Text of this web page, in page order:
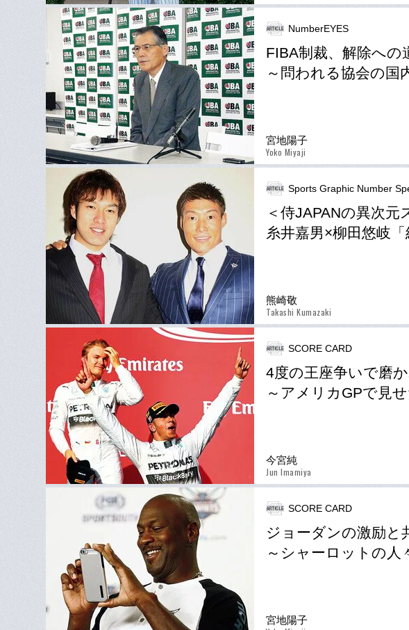
NumberEYES
FIBA制裁、解除への
～問われる協会の国
宮地陽子
Yoko Miyaji
Sports Graphic Number
＜侍JAPANの異次元
糸井嘉男×柳田悠岐
熊崎敬
Takashi Kumazaki
SCORE CARD
4度の王座争いで磨
～アメリカGPで見
今宮純
Jun Imamiya
SCORE CARD
ジョーダンの激励と
～シャーロットの人
宮地陽子